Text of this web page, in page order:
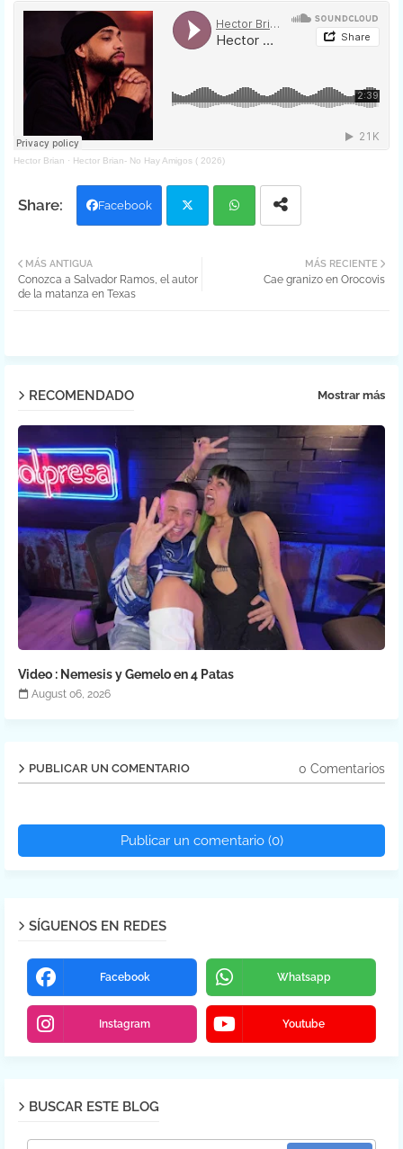
Hector Brian · Hector Brian- No Hay Amigos ( 2026)
Facebook
ter
MÁS RECIENTE
Cae granizo en Orocovis
MÁS ANTIGUA
Conozca a Salvador Ramos, el autor
de la matanza en Texas
RECOMENDADO Mostrar más
Video : Nemesis y Gemelo en 4 Patas
August 06, 2026
PUBLICAR UN COMENTARIO 0 Comentarios
Publicar un comentario (0)
SÍGUENOS EN REDES
Facebook Whatsapp
Instagram Youtube
BUSCAR ESTE BLOG